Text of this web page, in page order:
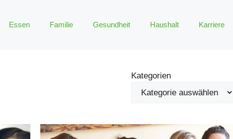
Essen Familie Gesundheit Haushalt Karriere
Kategorien